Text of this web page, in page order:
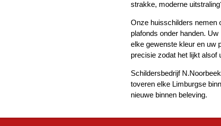
strakke, moderne
Onze huisschilders nemen
plafonds onder handen.
elke gewenste kleur en uw
precisie zodat het lijkt alsof
Schildersbedrijf
toveren elke Limburgse
nieuwe binnen beleving.